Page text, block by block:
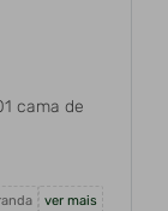
cama de
ver mais